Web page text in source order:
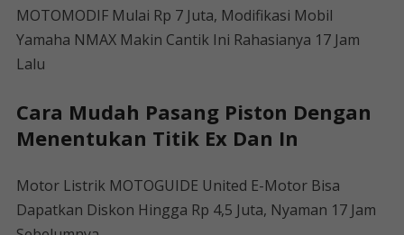
MOTOMODIF Mulai Rp 7 Juta, Modifikasi Mobil
Yamaha NMAX Makin Cantik Ini Rahasianya 17 Jam
Lalu
Cara Mudah Pasang Piston Dengan
Menentukan Titik Ex Dan In
Motor Listrik MOTOGUIDE United E-Motor Bisa
Dapatkan Diskon Hingga Rp 4,5 Juta, Nyaman 17 Jam